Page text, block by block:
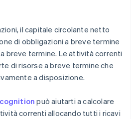
il capitale circolante netto
di obbligazioni a breve termine
breve termine. Le attività correnti
di risorse a breve termine che
a disposizione.
può aiutarti a calcolare
correnti allocando tutti i ricavi